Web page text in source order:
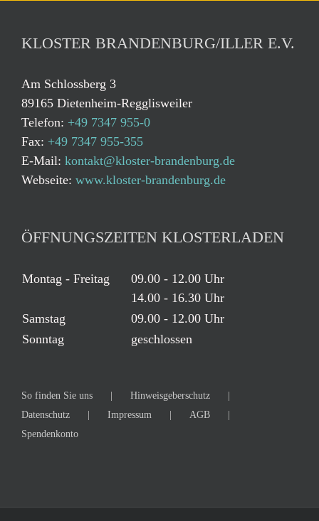
KLOSTER BRANDENBURG/ILLER E.V.
Am Schlossberg 3
89165 Dietenheim-Regglisweiler
Telefon: +49 7347 955-0
Fax: +49 7347 955-355
E-Mail: kontakt@kloster-brandenburg.de
Webseite: www.kloster-brandenburg.de
ÖFFNUNGSZEITEN KLOSTERLADEN
Montag - Freitag
09.00 - 12.00 Uhr
14.00 - 16.30 Uhr
Samstag
09.00 - 12.00 Uhr
Sonntag
geschlossen
So finden Sie uns
Hinweisgeberschutz
Datenschutz
Impressum
AGB
Spendenkonto